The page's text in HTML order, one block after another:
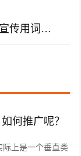
电商广告法:如果一些电商平台广告宣传用词是最大、最全、最快等等，作为消费者，是不是可以起诉这个平台？
何推广呢？
上是一个垂直类